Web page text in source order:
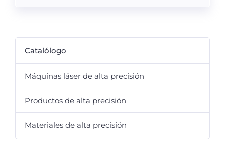
Catalólogo
Máquinas láser de alta precisión
Productos de alta precisión
Materiales de alta precisión